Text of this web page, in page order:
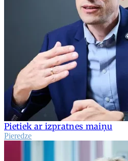
Pietiek ar izpratnes maiņu
Pieredze